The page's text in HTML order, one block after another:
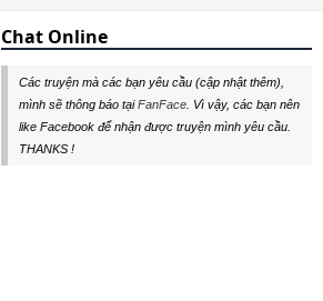
Chat Online
Các truyện mà các bạn yêu cầu (cập nhật thêm),
mình sẽ thông báo tạiFanFace . Vì vậy, các bạn nên
like Facebook để nhận được truyện mình yêu cầu.
THANKS !